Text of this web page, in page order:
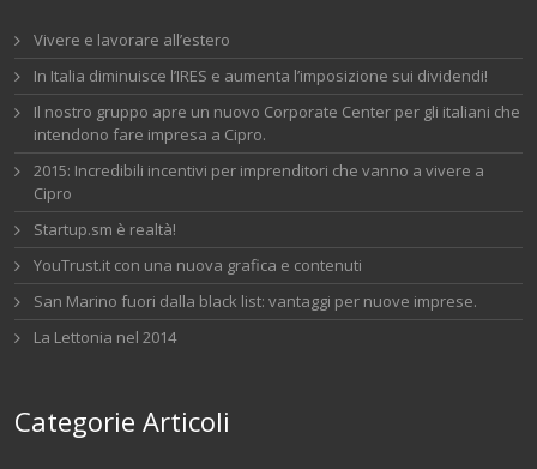
Vivere e lavorare all’estero
In Italia diminuisce l’IRES e aumenta l’imposizione sui dividendi!
Il nostro gruppo apre un nuovo Corporate Center per gli italiani che
intendono fare impresa a Cipro.
2015: Incredibili incentivi per imprenditori che vanno a vivere a
Cipro
Startup.sm è realtà!
YouTrust.it con una nuova grafica e contenuti
San Marino fuori dalla black list: vantaggi per nuove imprese.
La Lettonia nel 2014
Categorie Articoli